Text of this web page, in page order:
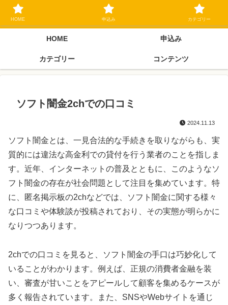
ブラックリスト長期延滞中でもOK 独自審査フリーローン 在籍確認なしの街
金クローネにご相談ください
HOME 申込み
カテゴリー コンテンツ
ソフト闇金2chでの口コミ
2024.11.13
ソフト闇金とは、一見合法的な手続きを取りながらも、実
質的には違法な高金利での貸付を行う業者のことを指しま
す。近年、インターネットの普及とともに、このようなソ
フト闇金の存在が社会問題として注目を集めています。特
に、匿名掲示板の2chなどでは、ソフト闇金に関する様々
な口コミや体験談が投稿されており、その実態が明らかに
なりつつあります。
2chでの口コミを見ると、ソフト闇金の手口は巧妙化して
いることがわかります。例えば、正規の消費者金融を装
い、審査が甘いことをアピールして顧客を集めるケースが
多く報告されています。また、SNSやWebサイトを通じ
HOME 申込み カテゴリー